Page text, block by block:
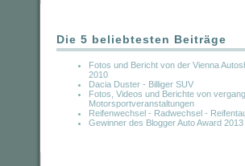
Die 5 beliebtesten Beiträge
Fotos und Bericht von der Vienna
2010
Dacia Duster - Billiger SUV
Fotos, Videos und Berichte von
Motorsportveranstaltungen
Reifenwechsel - Radwechsel -
Gewinner des Blogger Auto Award 2013